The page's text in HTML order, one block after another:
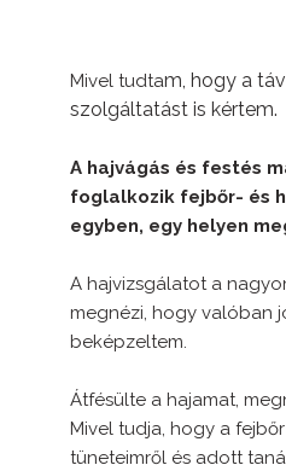
Mivel tudtam, hogy a
szolgáltatást is kértem.
A hajvágás és festés
foglalkozik fejbőr- és
egyben, egy helyen
A hajvizsgálatot a
megnézi, hogy valóban
beképzeltem.
Átfésülte a hajamat,
Mivel tudja, hogy a
tüneteimről és adott